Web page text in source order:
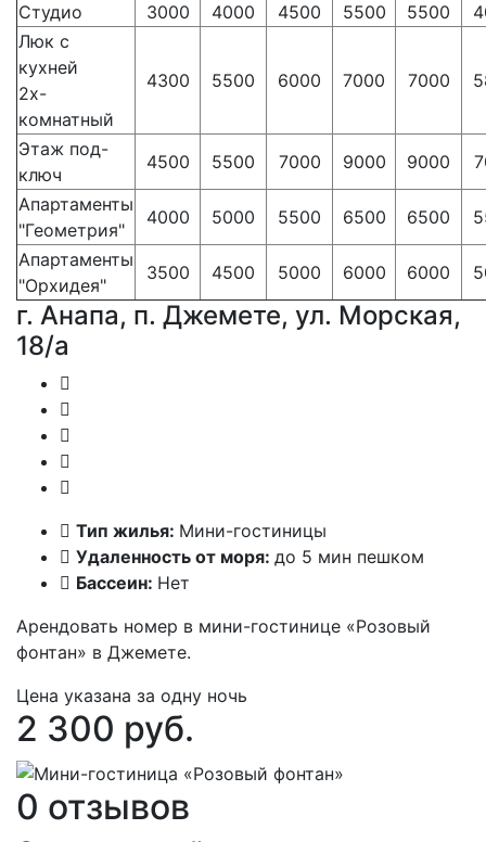
Студио 3000 4000 4500 5500 5500
Люк с
кухней
2х-
комнатный
4300 5500 6000 7000 7000
Этаж под-
ключ
4500 5500 7000 9000 9000
Апартаменты
"Геометрия"
4000 5000 5500 6500 6500
Апартаменты
"Орхидея"
3500 4500 5000 6000 6000
г. Анапа, п. Джемете, ул. Морская,
18/а
Тип жилья: Мини-гостиницы
Удаленность от моря: до 5 мин пешком
Бассеин: Нет
Арендовать номер в мини-гостинице «Розовый
фонтан» в Джемете.
Цена указана за одну ночь
2 300 руб.
0 отзывов